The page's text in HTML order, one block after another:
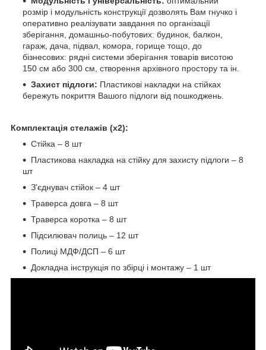
розмір і модульність конструкції дозволять Вам гнучко і
оперативно реалізувати завдання по організації
зберігання, домашньо-побутових: будинок, балкон,
гараж, дача, підвал, комора, горище тощо, до
бізнесових: рядні системи зберігання товарів висотою
150 см або 300 см, створення архівного простору та ін.
Захист підлоги: Пластикові накладки на стійках
бережуть покриття Вашого підлоги від пошкоджень.
Комплектація стелажів (х2):
Стійка – 8 шт
Пластикова накладка на стійку для захисту підлоги – 8
шт
З'єднувач стійок – 4 шт
Траверса довга – 8 шт
Траверса коротка – 8 шт
Підсилювач полиць – 12 шт
Полиці МДФ/ДСП – 6 шт
Докладна інструкція по збірці і монтажу – 1 шт